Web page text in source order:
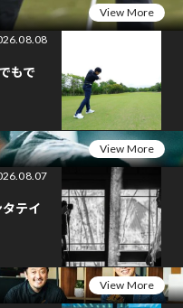
View More
もで
View More
テイ
View More